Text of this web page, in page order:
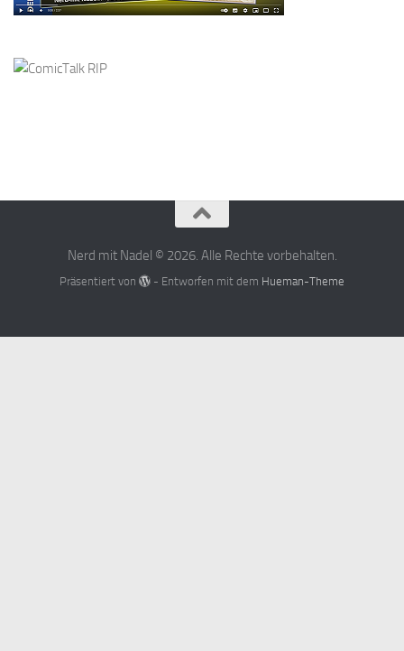
Nerd mit Nadel © 2026. Alle Rechte vorbehalten.
Präsentiert von - Entworfen mit dem Hueman-Theme